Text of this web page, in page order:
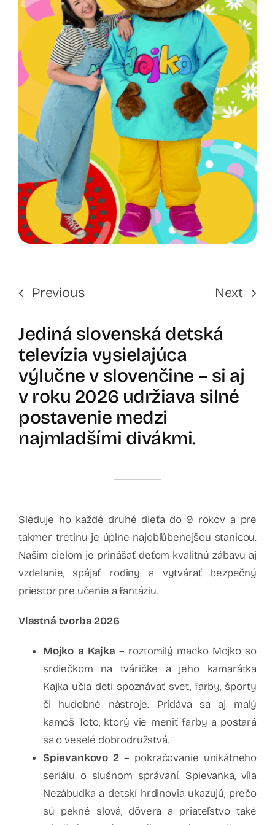
Previous Next
Jediná slovenská detská
televízia vysielajúca
výlučne v slovenčine – si aj
v roku 2026 udržiava silné
postavenie medzi
najmladšími divákmi.
Sleduje ho každé druhé dieťa do 9 rokov a pre
takmer tretinu je úplne najobľúbenejšou stanicou.
Našim cieľom je prinášať deťom kvalitnú zábavu aj
vzdelanie, spájať rodiny a vytvárať bezpečný
priestor pre učenie a fantáziu.
Vlastná tvorba 2026
Mojko a Kajka – roztomilý macko Mojko so
srdiečkom na tváričke a jeho kamarátka
Kajka učia deti spoznávať svet, farby, športy
či hudobné nástroje. Pridáva sa aj malý
kamoš Toto, ktorý vie meniť farby a postará
sa o veselé dobrodružstvá.
Spievankovo 2 – pokračovanie unikátneho
seriálu o slušnom správaní. Spievanka, víla
Nezábudka a detskí hrdinovia ukazujú, prečo
sú pekné slová, dôvera a priateľstvo také